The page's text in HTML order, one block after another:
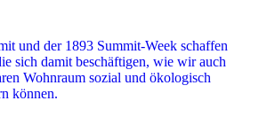
und der 1893 Summit-Week schaffen
sich damit beschäftigen, wie wir auch
Wohnraum sozial und ökologisch
können.